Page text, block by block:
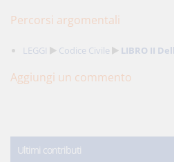
Percorsi argomentali
LEGGI Codice Civile LIBRO II
Aggiungi un commento
Ultimi contributi